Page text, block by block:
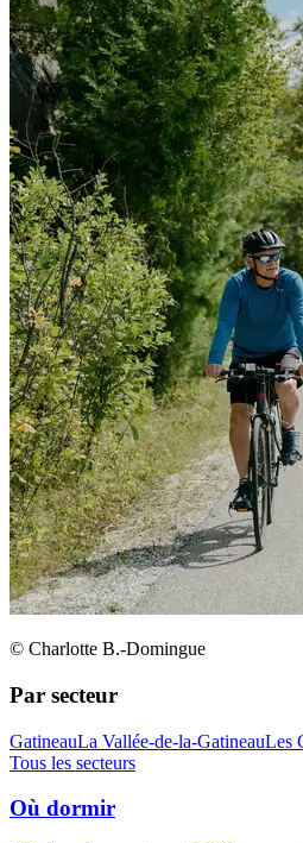
© Charlotte B.-Domingue
Par secteur
GatineauLa Vallée-de-la-GatineauLes
Tous les secteurs
Où dormir